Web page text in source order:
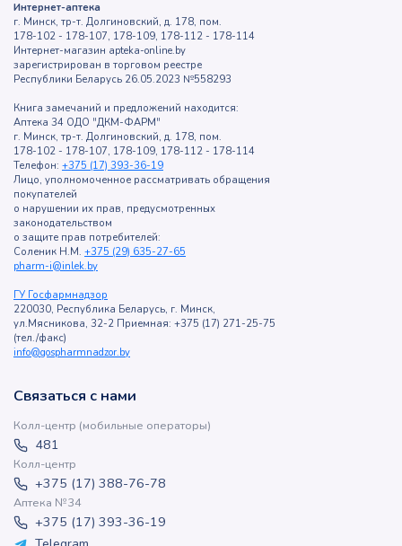
Интернет-аптека
г. Минск, тр-т. Долгиновский, д. 178, пом.
178-102 - 178-107, 178-109, 178-112 - 178-114
Интернет-магазин apteka-online.by
зарегистрирован в торговом реестре
Республики Беларусь 26.05.2023 №558293
Книга замечаний и предложений находится:
Аптека 34 ОДО "ДКМ-ФАРМ"
г. Минск, тр-т. Долгиновский, д. 178, пом.
178-102 - 178-107, 178-109, 178-112 - 178-114
Телефон: +375 (17) 393-36-19
Лицо, уполномоченное рассматривать обращения
покупателей
о нарушении их прав, предусмотренных
законодательством
о защите прав потребителей:
Соленик Н.М. +375 (29) 635-27-65
pharm-i@inlek.by
ГУ Госфармнадзор
220030, Республика Беларусь, г. Минск,
ул.Мясникова, 32-2 Приемная: +375 (17) 271-25-75
(тел./факс)
info@gospharmnadzor.by
Связаться с нами
Колл-центр (мобильные операторы)
481
Колл-центр
+375 (17) 388-76-78
Аптека №34
+375 (17) 393-36-19